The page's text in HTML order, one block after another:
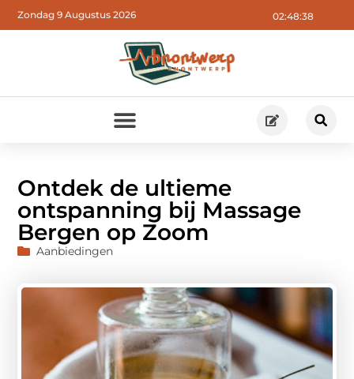
02:48:40
Zondag 9 Augustus 2026
Ontdek de ultieme
ontspanning bij Massage
Bergen op Zoom
Aanbiedingen